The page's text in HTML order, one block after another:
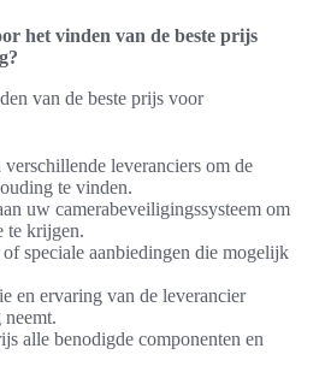
het vinden van de beste prijs
van de beste prijs voor
leveranciers om de
te vinden.
uw camerabeveiligingssysteem om
te krijgen.
speciale aanbiedingen die mogelijk
en ervaring van de leverancier
neemt.
alle benodigde componenten en